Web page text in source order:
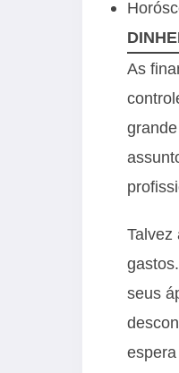
As
Talvez
seus